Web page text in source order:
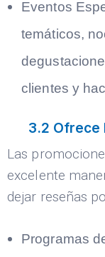
Eventos
temáticos,
clientes y
3.2 Ofrece
Las
excelente
dejar reseñas
Programas